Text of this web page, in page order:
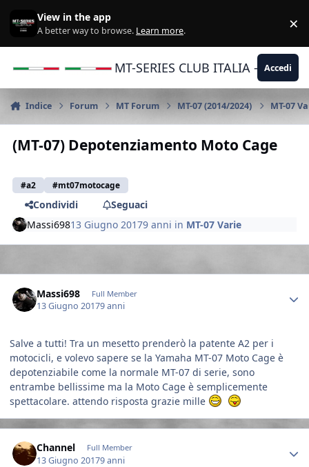
View in the app
A better way to browse. Learn more. ×
MT-SERIES CLUB ITALIA -Accedi
Indice Forum MT Forum MT-07 (2014/2024) MT-07
(MT-07) Depotenziamento Moto Cage
#a2 #mt07motocage
Condividi
Seguaci
Massi69813 Giugno 20179 anni in MT-07 Varie
Massi698 Full Member
13 Giugno 20179 anni
Salve a tutti! Tra un mesetto prenderò la patente A2 per i
motocicli, e volevo sapere se la Yamaha MT-07 Moto Cage è
depotenziabile come la normale MT-07 di serie, sono
entrambe bellissime ma la Moto Cage è semplicemente
spettacolare. attendo risposta grazie mille
Channel Full Member
13 Giugno 20179 anni